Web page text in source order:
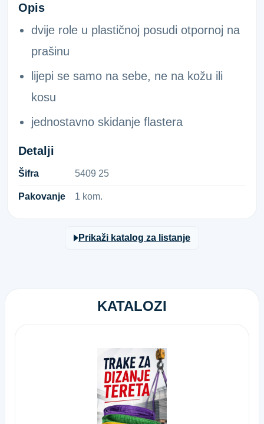
FIKS.ELASTIČNI FLASTER PLAVI
Opis
dvije role u plastičnoj posudi otpornoj na
prašinu
lijepi se samo na sebe, ne na kožu ili
kosu
jednostavno skidanje flastera
Detalji
Šifra 5​4​0​9​ ​2​5​
Pakovanje 1 kom.
Prikaži katalog za listanje
KATALOZI